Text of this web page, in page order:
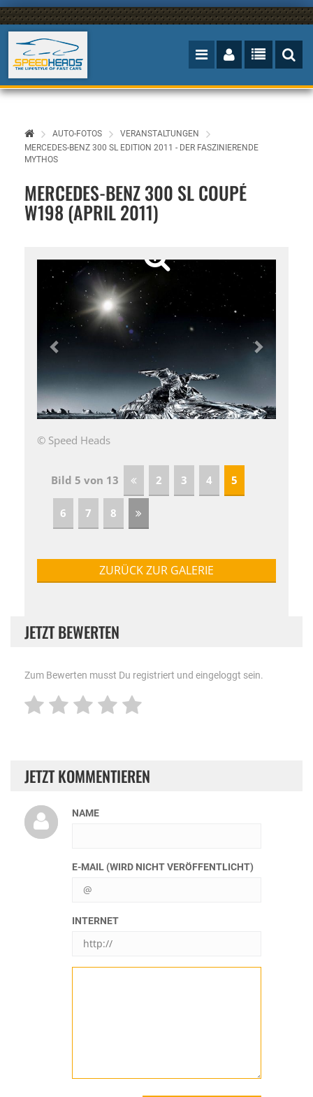
AUTO-FOTOS
VERANSTALTUNGEN
MERCEDES-BENZ 300 SL EDITION 2011 - DER FASZINIERENDE
MYTHOS
MERCEDES-BENZ 300 SL COUPÉ
W198 (APRIL 2011)
© Speed Heads
Bild 5 von 13 2 3 4 5
6 7 8
ZURÜCK ZUR GALERIE
JETZT BEWERTEN
Zum Bewerten musst Du registriert und eingeloggt sein.
JETZT KOMMENTIEREN
NAME
E-MAIL (WIRD NICHT VERÖFFENTLICHT)
INTERNET